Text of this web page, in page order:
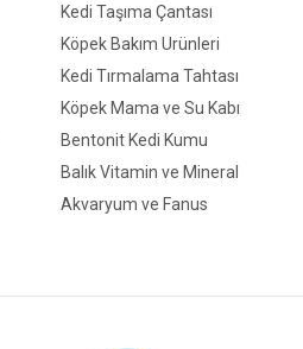
Kedi Taşıma Çantası
Köpek Bakım Ürünleri
Kedi Tırmalama Tahtası
Köpek Mama ve Su Kabı
Bentonit Kedi Kumu
Balık Vitamin ve Mineral
Akvaryum ve Fanus